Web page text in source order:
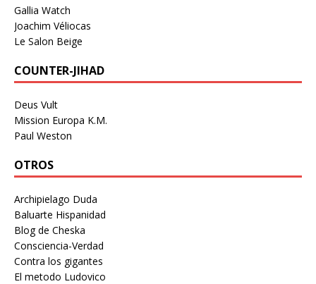
Gallia Watch
Joachim Véliocas
Le Salon Beige
COUNTER-JIHAD
Deus Vult
Mission Europa K.M.
Paul Weston
OTROS
Archipielago Duda
Baluarte Hispanidad
Blog de Cheska
Consciencia-Verdad
Contra los gigantes
El metodo Ludovico